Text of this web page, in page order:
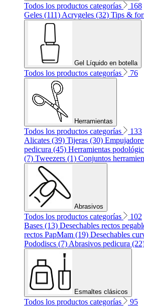
Todos los productos categorías
168
Geles (111) Acrygeles (32) Tips &
Gel Líquido en botella
Todos los productos categorías 76
Herramientas
Todos los productos categorías
133
Alicates (39) Tijeras (30)
pedicura (45) Herramientas
(7) Tweezers (1) Conjuntos
Abrasivos
Todos los productos categorías
102
Bases (13) Desechables rectos
rectos PapMam (19) Desechables
Pododiscs (7) Abrasivos pedicura
Esmaltes clásicos
Todos los productos categorías
95